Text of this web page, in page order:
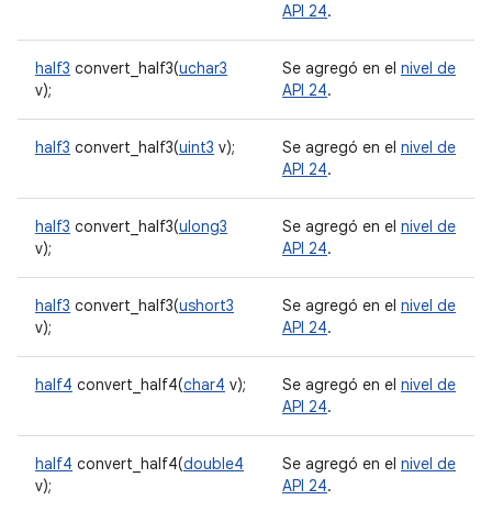
API 24.
half3 convert_half3(uchar3
v);
Se agregó en el nivel de
API 24.
half3 convert_half3(uint3 v); Se agregó en el nivel de
API 24.
half3 convert_half3(ulong3
v);
Se agregó en el nivel de
API 24.
half3 convert_half3(ushort3
v);
Se agregó en el nivel de
API 24.
half4 convert_half4(char4 v); Se agregó en el nivel de
API 24.
half4 convert_half4(double4
v);
Se agregó en el nivel de
API 24.